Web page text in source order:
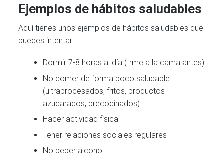
Ejemplos de hábitos saludables
Aquí tienes unos ejemplos de hábitos saludables que
puedes intentar:
Dormir 7-8 horas al día (Irme a la cama antes)
No comer de forma poco saludable
(ultraprocesados, fritos, productos
azucarados, precocinados)
Hacer actividad física
Tener relaciones sociales regulares
No beber alcohol